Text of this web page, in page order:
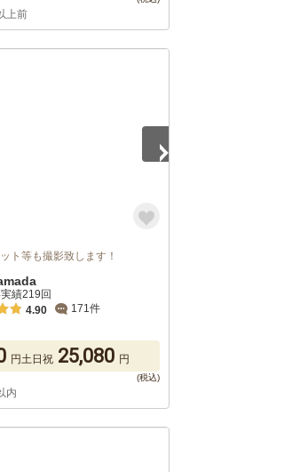
上前
ト等も撮影致します！
績219回
4.90
171件
円土日祝 25,080 円
内